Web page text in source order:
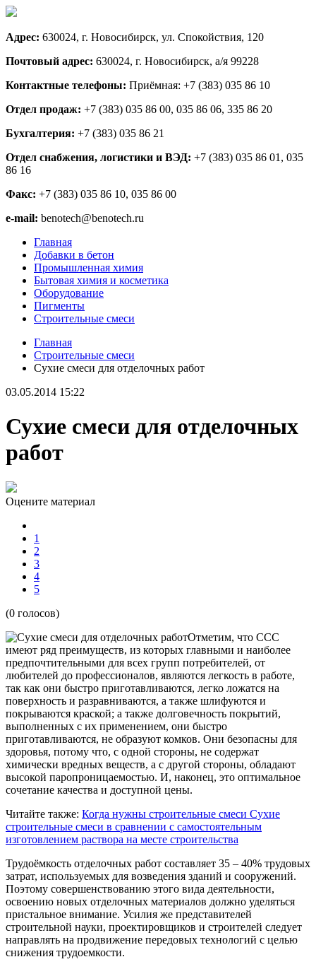
Адрес: 630024, г. Новосибирск, ул. Спокойствия, 120
Почтовый адрес: 630024, г. Новосибирск, а/я 99228
Контактные телефоны: Приёмная: +7 (383) 035 86 10
Отдел продаж: +7 (383) 035 86 00, 035 86 06, 335 86 20
Бухгалтерия: +7 (383) 035 86 21
Отдел снабжения, логистики и ВЭД: +7 (383) 035 86 01, 035
86 16
Факс: +7 (383) 035 86 10, 035 86 00
e-mail: benotech@benotech.ru
Главная
Добавки в бетон
Промышленная химия
Бытовая химия и косметика
Оборудование
Пигменты
Строительные смеси
Главная
Строительные смеси
Сухие смеси для отделочных работ
03.05.2014 15:22
Сухие смеси для отделочных
работ
Оцените материал
1
2
3
4
5
(0 голосов)
Отметим, что ССС
имеют ряд преимуществ, из которых главными и наиболее
предпочтительными для всех групп потребителей, от
любителей до профессионалов, являются легкость в работе,
так как они быстро приготавливаются, легко ложатся на
поверхность и разравниваются, а также шлифуются и
покрываются краской; а также долговечность покрытий,
выполненных с их применением, они быстро
приготавливаются, не образуют комков. Они безопасны для
здоровья, потому что, с одной стороны, не содержат
химически вредных веществ, а с другой стороны, обладают
высокой паропроницаемостью. И, наконец, это оптимальное
сочетание качества и доступной цены.
Читайте также: Когда нужны строительные смеси Сухие
строительные смеси в сравнении с самостоятельным
изготовлением раствора на месте строительства
Трудоёмкость отделочных работ составляет 35 – 40% трудовых
затрат, используемых для возведения зданий и сооружений.
Поэтому совершенствованию этого вида деятельности,
освоению новых отделочных материалов должно уделяться
пристальное внимание. Усилия же представителей
строительной науки, проектировщиков и строителей следует
направлять на продвижение передовых технологий с целью
снижения трудоемкости.